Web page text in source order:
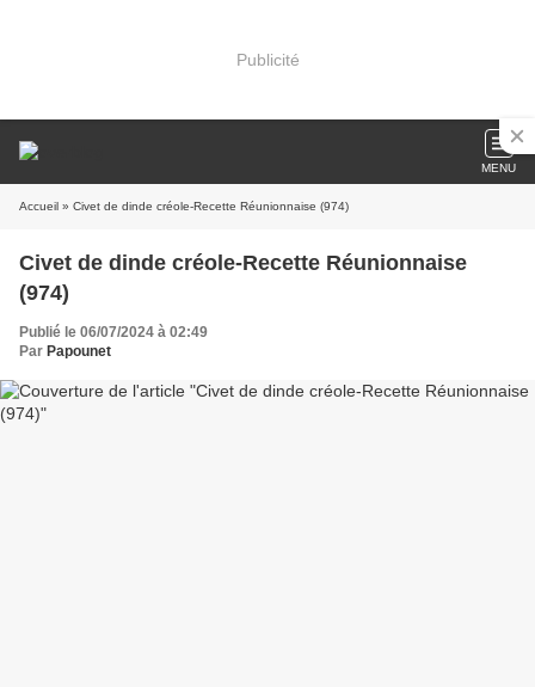
Publicité
MENU
Accueil » Civet de dinde créole-Recette Réunionnaise (974)
Civet de dinde créole-Recette Réunionnaise
(974)
Publié le 06/07/2024 à 02:49
Par Papounet